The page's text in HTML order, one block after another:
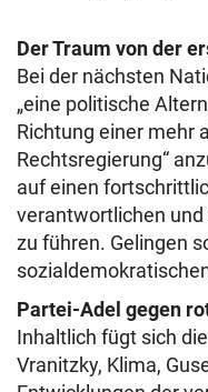
Der Traum von der
Bei der nächsten
„eine politische
Richtung einer mehr
Rechtsregierung“
auf einen
verantwortlichen
zu führen. Gelingen
Partei-Adel gegen
Inhaltlich fügt sich
Vranitzky, Klima,